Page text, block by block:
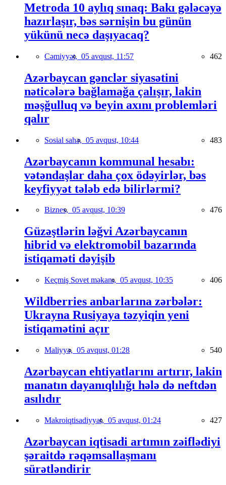
Metroda 10 aylıq sınaq: Bakı gələcəyə
hazırlaşır, bəs sərnişin bu günün
yükünü necə daşıyacaq?
Cəmiyyət, 05 avqust, 11:57 462
Azərbaycan gənclər siyasətini
nəticələrə bağlamağa çalışır, lakin
məşğulluq və beyin axını problemləri
qalır
Sosial sahə, 05 avqust, 10:44 483
Azərbaycanın kommunal hesabı:
vətəndaşlar daha çox ödəyirlər, bəs
keyfiyyət tələb edə bilirlərmi?
Biznes, 05 avqust, 10:39 476
Güzəştlərin ləğvi Azərbaycanın
hibrid və elektromobil bazarında
istiqaməti dəyişib
Keçmiş Sovet məkanı, 05 avqust, 10:35 406
Wildberries anbarlarına zərbələr:
Ukrayna Rusiyaya təzyiqin yeni
istiqamətini açır
Maliyyə, 05 avqust, 01:28 540
Azərbaycan ehtiyatlarını artırır, lakin
manatın dayanıqlılığı hələ də neftdən
asılıdır
Makroiqtisadiyyat, 05 avqust, 01:24 427
Azərbaycan iqtisadi artımın zəiflədiyi
şəraitdə rəqəmsallaşmanı
sürətləndirir